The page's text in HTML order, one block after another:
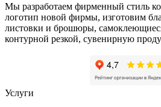
Мы разработаем фирменный стиль
логотип новой фирмы, изготовим
листовки и брошюры,
контурной резкой, сувенирную
Услуги